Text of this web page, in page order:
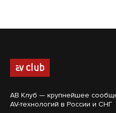
АВ Клуб — крупнейшее
AV-технологий в России и СНГ